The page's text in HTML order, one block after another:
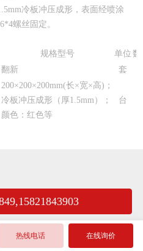
冷板冲压成形，表面经喷涂
螺丝固定。
规格型号 单位 数
翻新 套
200×200×200mm(长×宽×高)；
冷板冲压成形（厚1.5mm）；
颜色：红色等
台
热线电话 在线询价